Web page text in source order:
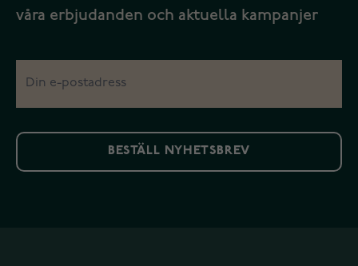
våra erbjudanden och aktuella kampanjer
BESTÄLL NYHETSBREV